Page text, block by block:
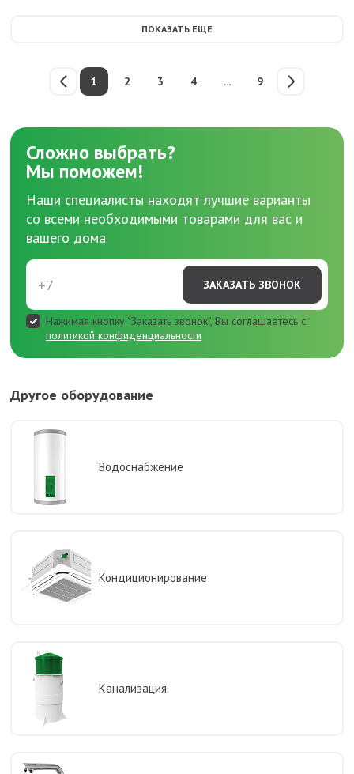
ПОКАЗАТЬ ЕЩЕ
1 2 3 4 ... 9
Сложно выбрать?
Мы поможем!
Наши специалисты находят лучшие варианты
со всеми необходимыми товарами для вас и
вашего дома
ЗАКАЗАТЬ ЗВОНОК
Нажимая кнопку “Заказать звонок”, Вы соглашаетесь с
политикой конфиденциальности
Другое оборудование
Водоснабжение
Кондиционирование
Канализация